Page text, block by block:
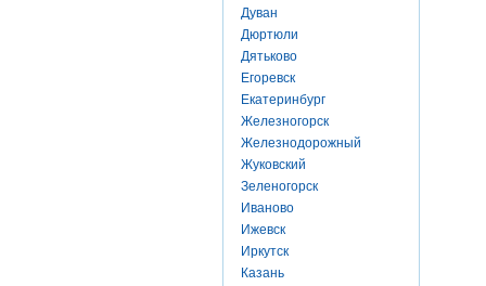
Дуван
Дюртюли
Дятьково
Егоревск
Екатеринбург
Железногорск
Железнодорожный
Жуковский
Зеленогорск
Иваново
Ижевск
Иркутск
Казань